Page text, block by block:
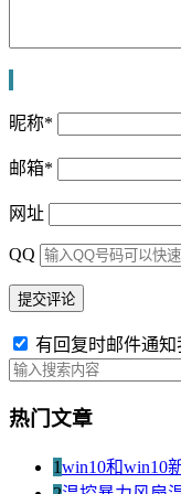
昵称*
邮箱*
网址
QQ
有回复时邮件通知
热门文章
1win10和win10